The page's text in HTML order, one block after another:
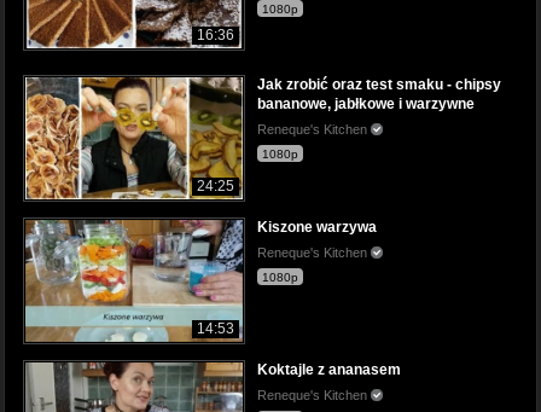
16:36
1080p
24:25
Jak zrobić oraz test smaku - chipsy
bananowe, jabłkowe i warzywne
Reneque's Kitchen
1080p
14:53
Kiszone warzywa
Reneque's Kitchen
1080p
Koktajle z ananasem
Reneque's Kitchen